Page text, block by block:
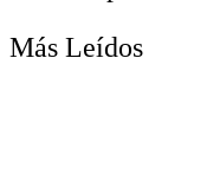
Más Leídos